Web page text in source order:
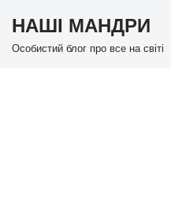
Перейти
НАШІ МАНДРИ
Особистий блог про все на світі